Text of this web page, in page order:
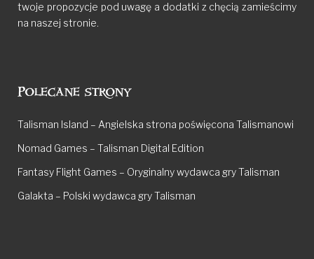
twoje propozycje pod uwagę a dodatki z chęcią zamieścimy
na naszej stronie.
Polecane strony
Talisman Island – Angielska strona poświęcona Talismanowi
Nomad Games – Talisman Digital Edition
Fantasy Flight Games – Oryginalny wydawca gry Talisman
Galakta – Polski wydawca gry Talisman